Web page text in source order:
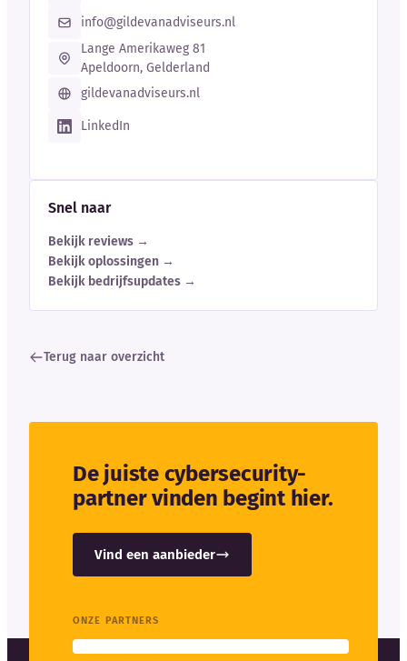
info@gildevanadviseurs.nl
Lange Amerikaweg 81
Apeldoorn, Gelderland
gildevanadviseurs.nl
LinkedIn
Snel naar
Bekijk reviews →
Bekijk oplossingen →
Bekijk bedrijfsupdates →
Terug naar overzicht
De juiste cybersecurity-
partner vinden begint hier.
Vind een aanbieder
ONZE PARTNERS